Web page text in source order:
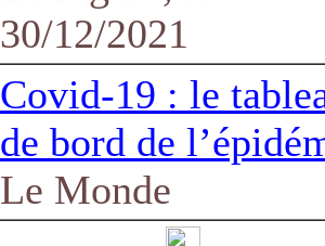
30/12/2021
Covid-19 : le
de bord de
Le Monde